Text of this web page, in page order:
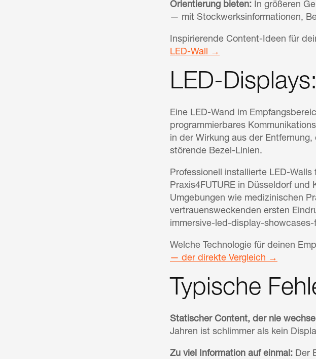
Orientierung bieten: In größeren
— mit Stockwerksinformationen,
Inspirierende Content-Ideen für
LED-Wall →
LED-
Eine LED-Wand im
programmierbares
in der Wirkung aus der
störende Bezel-Linien.
Professionell installierte LED-
Praxis4FUTURE in Düsseldorf
Umgebungen wie medizinischen
vertrauensweckenden ersten
immersive-led-display-
Welche Technologie für deinen
— der direkte Vergleich →
Typische
Statischer Content, der nie
Jahren ist schlimmer als kein
Zu viel Information auf einmal: Der